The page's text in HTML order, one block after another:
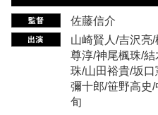
佐藤信介
山崎賢人/吉沢亮
尊淳/神尾楓珠/
珠/山田裕貴/坂
彌十郎/笹野高史
旬